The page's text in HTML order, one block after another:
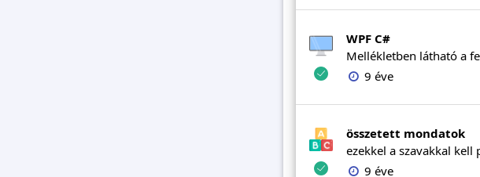
WPF C#
Mellékletben látható a
9 éve
összetett mondatok
ezekkel a szavakkal
9 éve